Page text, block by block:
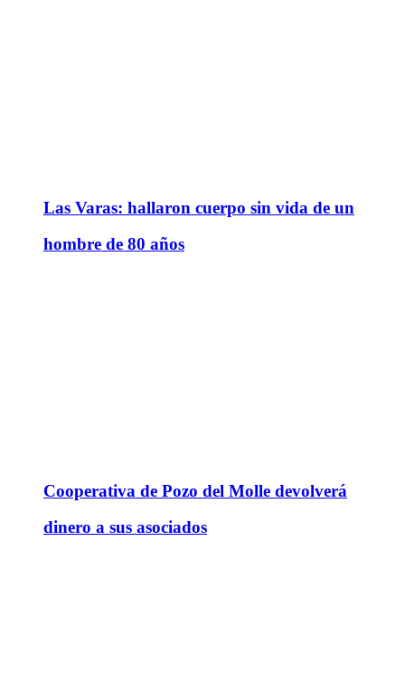
Las Varas: hallaron cuerpo sin vida de un
hombre de 80 años
Cooperativa de Pozo del Molle devolverá
dinero a sus asociados